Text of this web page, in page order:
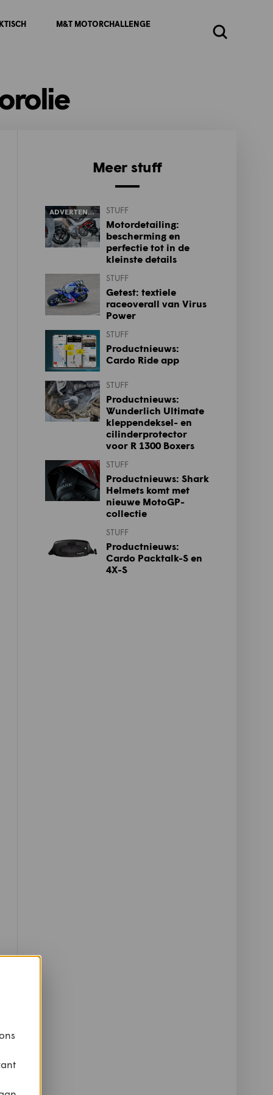
M&T MOTORCHALLENGE
Zoeken
Meer stuff
ADVERTENTIE STUFF
Motordetailing:
bescherming en
perfectie tot in de
kleinste details
STUFF
Getest: textiele
raceoverall van Virus
Power
STUFF
Productnieuws:
Cardo Ride app
STUFF
Productnieuws:
Wunderlich Ultimate
kleppendeksel- en
cilinderprotector
voor R 1300 Boxers
STUFF
Productnieuws: Shark
Helmets komt met
nieuwe MotoGP-
collectie
STUFF
Productnieuws:
Cardo Packtalk-S en
4X-S